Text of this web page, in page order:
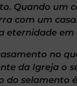
Quando um
com um
eternidade
no
da Igreja o
do selamento